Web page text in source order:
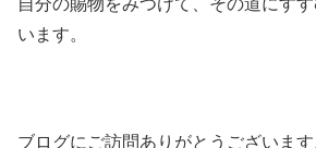
います。
ブログにご訪問ありがとうございます